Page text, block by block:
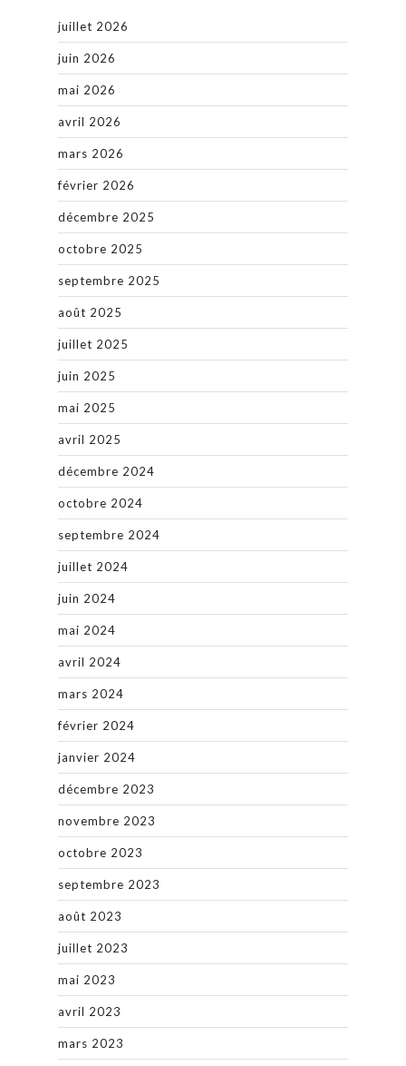
juillet 2026
juin 2026
mai 2026
avril 2026
mars 2026
février 2026
décembre 2025
octobre 2025
septembre 2025
août 2025
juillet 2025
juin 2025
mai 2025
avril 2025
décembre 2024
octobre 2024
septembre 2024
juillet 2024
juin 2024
mai 2024
avril 2024
mars 2024
février 2024
janvier 2024
décembre 2023
novembre 2023
octobre 2023
septembre 2023
août 2023
juillet 2023
mai 2023
avril 2023
mars 2023